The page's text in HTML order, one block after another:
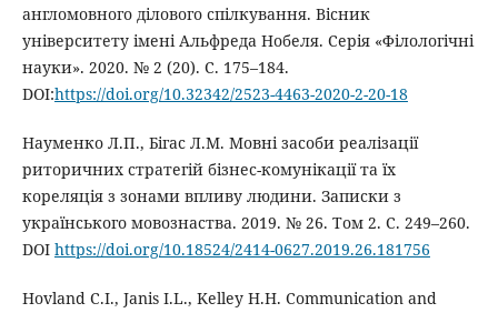
англомовного ділового спілкування. Вісник
університету імені Альфреда Нобеля. Серія «Філологічні
науки». 2020. № 2 (20). С. 175–184.
DOI:https://doi.org/10.32342/2523-4463-2020-2-20-18
Науменко Л.П., Бігас Л.М. Мовні засоби реалізації
риторичних стратегій бізнес-комунікації та їх
кореляція з зонами впливу людини. Записки з
українського мовознаства. 2019. № 26. Том 2. С. 249–260.
DOI https://doi.org/10.18524/2414-0627.2019.26.181756
Hovland C.I., Janis I.L., Kelley H.H. Communication and